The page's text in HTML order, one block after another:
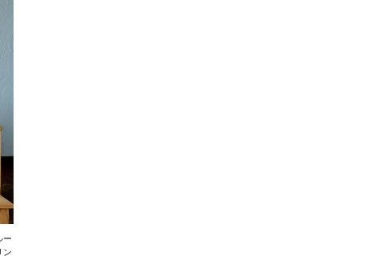
ー
ン